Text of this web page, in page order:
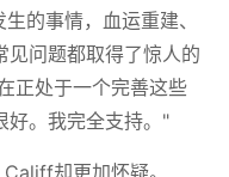
的事情，血运重建、
见问题都取得了惊人的
正处于一个完善这些
好。我完全支持。"
却更加怀疑。